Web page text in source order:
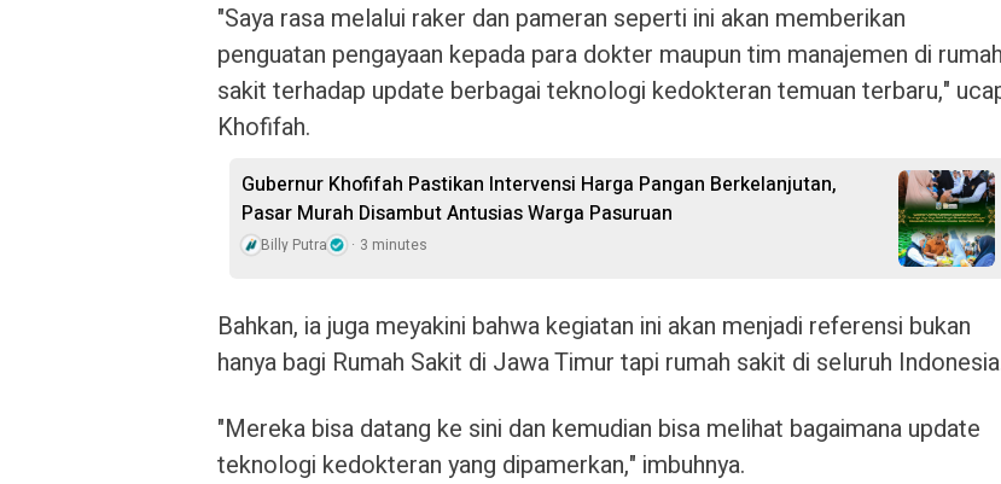
"Saya rasa melalui raker dan pameran seperti ini akan memberikan
penguatan pengayaan kepada para dokter maupun tim manajemen di rumah
sakit terhadap update berbagai teknologi kedokteran temuan terbaru,"
Khofifah.
Gubernur Khofifah Pastikan Intervensi Harga Pangan Berkelanjutan,
Pasar Murah Disambut Antusias Warga Pasuruan
Billy Putra 3 minutes
Bahkan, ia juga meyakini bahwa kegiatan ini akan menjadi referensi bukan
hanya bagi Rumah Sakit di Jawa Timur tapi rumah sakit di seluruh
"Mereka bisa datang ke sini dan kemudian bisa melihat bagaimana update
teknologi kedokteran yang dipamerkan," imbuhnya.